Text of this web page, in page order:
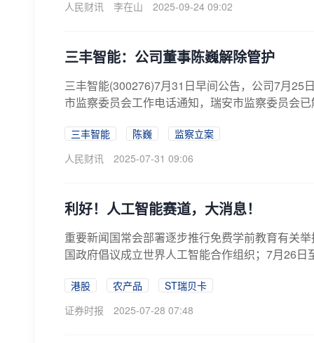
人民财讯 李在山 2025-09-24 09:02
三丰智能：公司董事陈巍解除管护
三丰智能(300276)7月31日早间公告，公司7月25
市监察委员会工作电话通知，瑞安市监察委员会
三丰智能 陈巍
监察立案
人民财讯
2025-07-31 09:06
利好！人工智能赛道，大消息！
重要新闻国常会部署逐步推行免费学前教育有关
国政府倡议成立世界人工智能合作组织；7月26
港股 农产品
ST瑞贝卡
证券时报
2025-07-28 07:48